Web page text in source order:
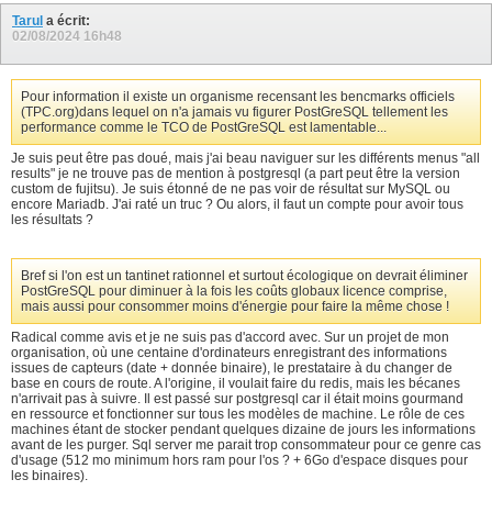
Tarul a écrit:
02/08/2024 16h48
Pour information il existe un organisme recensant les bencmarks officiels
(TPC.org)dans lequel on n'a jamais vu figurer PostGreSQL tellement les
performance comme le TCO de PostGreSQL est lamentable...
Je suis peut être pas doué, mais j'ai beau naviguer sur les différents menus "all
results" je ne trouve pas de mention à postgresql (a part peut être la version
custom de fujitsu). Je suis étonné de ne pas voir de résultat sur MySQL ou
encore Mariadb. J'ai raté un truc ? Ou alors, il faut un compte pour avoir tous
les résultats ?
Bref si l'on est un tantinet rationnel et surtout écologique on devrait éliminer
PostGreSQL pour diminuer à la fois les coûts globaux licence comprise,
mais aussi pour consommer moins d'énergie pour faire la même chose !
Radical comme avis et je ne suis pas d'accord avec. Sur un projet de mon
organisation, où une centaine d'ordinateurs enregistrant des informations
issues de capteurs (date + donnée binaire), le prestataire à du changer de
base en cours de route. A l'origine, il voulait faire du redis, mais les bécanes
n'arrivait pas à suivre. Il est passé sur postgresql car il était moins gourmand
en ressource et fonctionner sur tous les modèles de machine. Le rôle de ces
machines étant de stocker pendant quelques dizaine de jours les informations
avant de les purger. Sql server me parait trop consommateur pour ce genre cas
d'usage (512 mo minimum hors ram pour l'os ? + 6Go d'espace disques pour
les binaires).